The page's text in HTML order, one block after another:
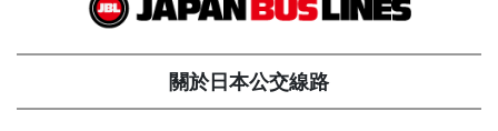
關於日本公交線路